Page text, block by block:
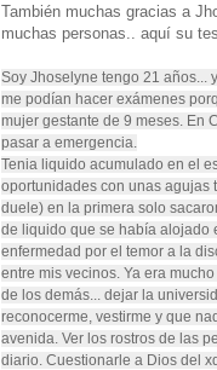
También muchas gracias a
muchas personas.. aquí su
Soy Jhoselyne tengo 21 años...
me podían hacer exámenes
mujer gestante de 9 meses. En
pasar a emergencia.
Tenia liquido acumulado en el
oportunidades con unas agujas
duele) en la primera solo
de liquido que se había alojado
enfermedad por el temor a la
entre mis vecinos. Ya era
de los demás... dejar la
reconocerme, vestirme y que
avenida. Ver los rostros de las
diario. Cuestionarle a Dios del